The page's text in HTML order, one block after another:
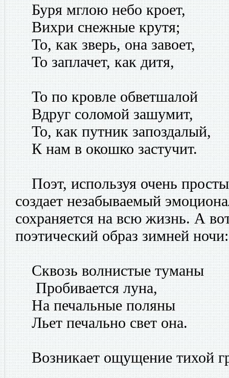
Буря мглою небо кроет,
Вихри снежные крутя;
То, как зверь, она завоет,
То заплачет, как дитя,
То по кровле обветшалой
Вдруг соломой зашумит,
То, как путник запоздалый,
К нам в окошко застучит.
Поэт, используя очень
создает незабываемый
сохраняется на всю жизнь. А
поэтический образ зимней ночи:
Сквозь волнистые туманы
Пробивается луна,
На печальные поляны
Льет печально свет она.
Возникает ощущение тихой